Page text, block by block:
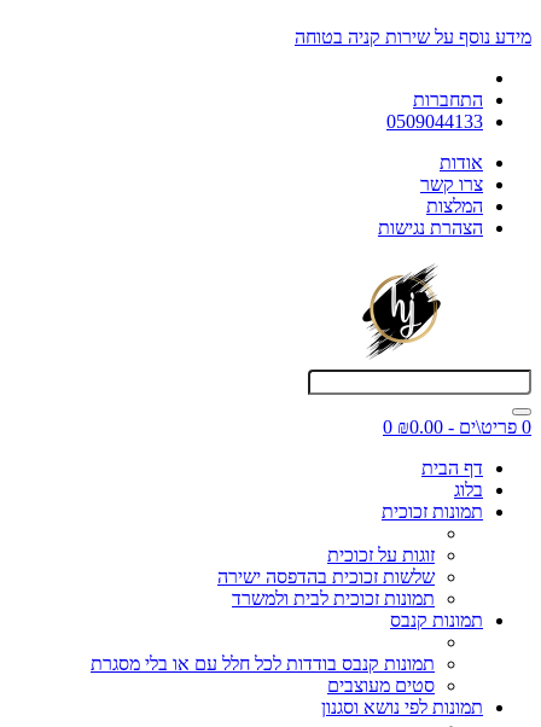
מידע נוסף על שירות קניה בטוחה
התחברות
0509044133
אודות
צרו קשר
המלצות
הצהרת נגישות
0 פריט\ים - ₪0.00
0
דף הבית
בלוג
תמונות זכוכית
זוגות על זכוכית
שלשות זכוכית בהדפסה ישירה
תמונות זכוכית לבית ולמשרד
תמונות קנבס
תמונות קנבס בודדות לכל חלל עם או בלי מסגרת
סטים מעוצבים
תמונות לפי נושא וסגנון